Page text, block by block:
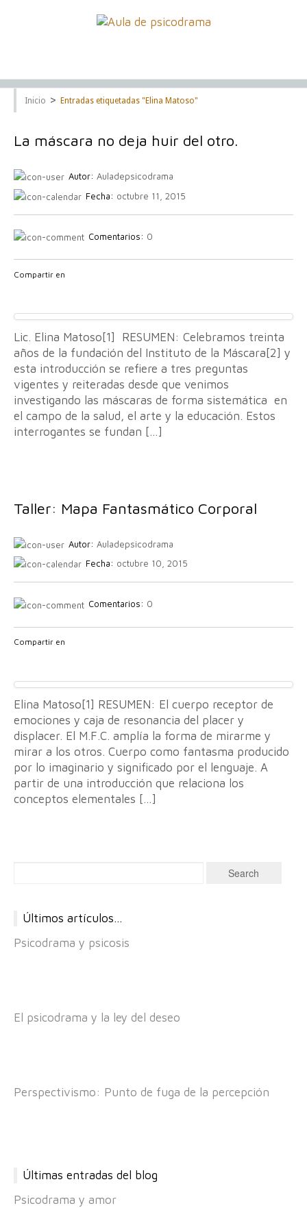
Inicio > Entradas etiquetadas "Elina Matoso"
La máscara no deja huir del otro.
Autor: Auladepsicodrama
Fecha: octubre 11, 2015
Comentarios: 0
Compartir en
Lic. Elina Matoso[1] RESUMEN: Celebramos treinta
años de la fundación del Instituto de la Máscara[2] y
esta introducción se refiere a tres preguntas
vigentes y reiteradas desde que venimos
investigando las máscaras de forma sistemática en
el campo de la salud, el arte y la educación. Estos
interrogantes se fundan […]
Taller: Mapa Fantasmático Corporal
Autor: Auladepsicodrama
Fecha: octubre 10, 2015
Comentarios: 0
Compartir en
Elina Matoso[1] RESUMEN: El cuerpo receptor de
emociones y caja de resonancia del placer y
displacer. El M.F.C. amplía la forma de mirarme y
mirar a los otros. Cuerpo como fantasma producido
por lo imaginario y significado por el lenguaje. A
partir de una introducción que relaciona los
conceptos elementales […]
Últimos artículos…
Psicodrama y psicosis
El psicodrama y la ley del deseo
Perspectivismo: Punto de fuga de la percepción
Últimas entradas del blog
Psicodrama y amor